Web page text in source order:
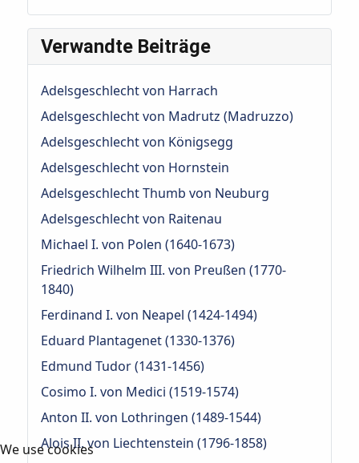
Verwandte Beiträge
Adelsgeschlecht von Harrach
Adelsgeschlecht von Madrutz (Madruzzo)
Adelsgeschlecht von Königsegg
Adelsgeschlecht von Hornstein
Adelsgeschlecht Thumb von Neuburg
Adelsgeschlecht von Raitenau
Michael I. von Polen (1640-1673)
Friedrich Wilhelm III. von Preußen (1770-
1840)
Ferdinand I. von Neapel (1424-1494)
Eduard Plantagenet (1330-1376)
Edmund Tudor (1431-1456)
Cosimo I. von Medici (1519-1574)
Anton II. von Lothringen (1489-1544)
Alois II. von Liechtenstein (1796-1858)
We use cookies